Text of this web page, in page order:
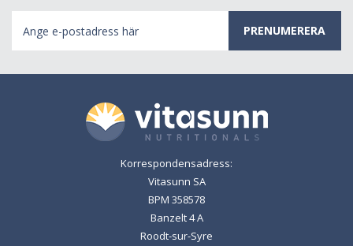
postadress
Korrespondensadress:
Vitasunn SA
BPM 358578
Banzelt 4 A
Roodt-sur-Syre